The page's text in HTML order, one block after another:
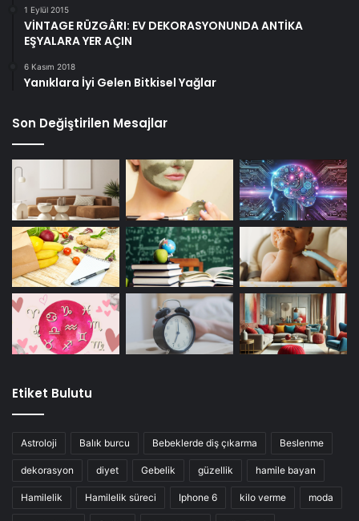
1 Eylül 2015
VİNTAGE RÜZGÂRI: EV DEKORASYONUNDA ANTİKA
EŞYALARA YER AÇIN
6 Kasım 2018
Yanıklara İyi Gelen Bitkisel Yağlar
Son Değiştirilen Mesajlar
Etiket Bulutu
Astroloji Balık burcu Bebeklerde diş çıkarma Beslenme
dekorasyon diyet Gebelik güzellik hamile bayan
Hamilelik Hamilelik süreci Iphone 6 kilo verme moda